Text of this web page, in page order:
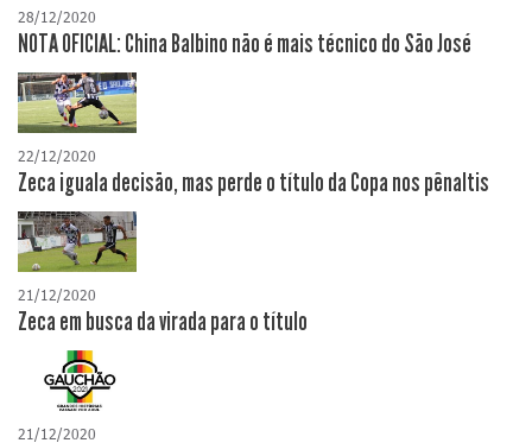
28/12/2020
NOTA OFICIAL: China Balbino não é mais técnico do São José
22/12/2020
Zeca iguala decisão, mas perde o título da Copa nos pênaltis
21/12/2020
Zeca em busca da virada para o título
21/12/2020